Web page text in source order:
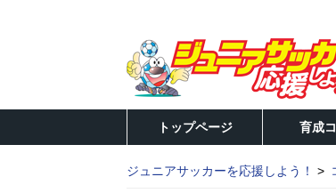
トップページ 育成
ジュニアサッカーを応援しよう！